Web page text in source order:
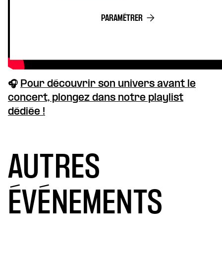
🎧 Pour découvrir son univers avant le
concert, plongez dans notre playlist
dédiée !
AUTRES
ÉVÉNEMENTS
PARAMÉTRER